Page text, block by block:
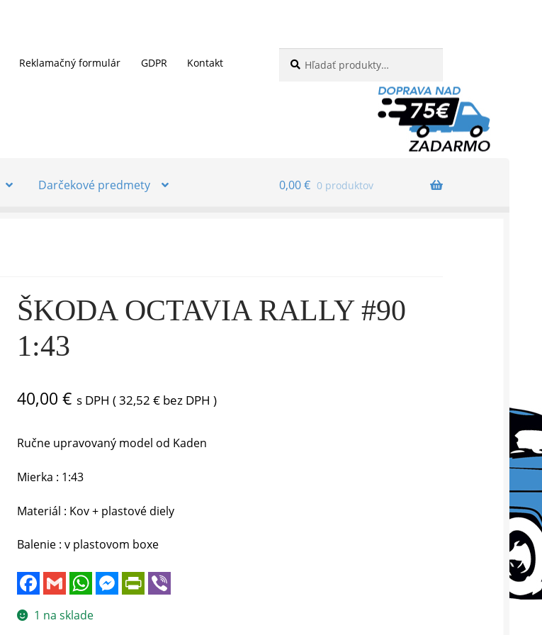
Reklamačný formulár GDPR Kontakt
Darčekové predmety 0,00€ 0 produktov
ŠKODA OCTAVIA RALLY #90
1:43
40,00 € s DPH (32,52 €bez DPH )
Ručne upravovaný model od Kaden
Mierka : 1:43
Materiál : Kov + plastové diely
Balenie : v plastovom boxe
e
b
G
m
i
l
W
t
s
M
1 na sklade